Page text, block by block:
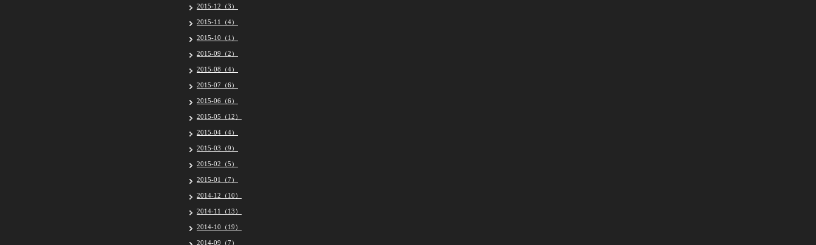
2015-12（3）
2015-11（4）
2015-10（1）
2015-09（2）
2015-08（4）
2015-07（6）
2015-06（6）
2015-05（12）
2015-04（4）
2015-03（9）
2015-02（5）
2015-01（7）
2014-12（10）
2014-11（13）
2014-10（19）
2014-09（7）